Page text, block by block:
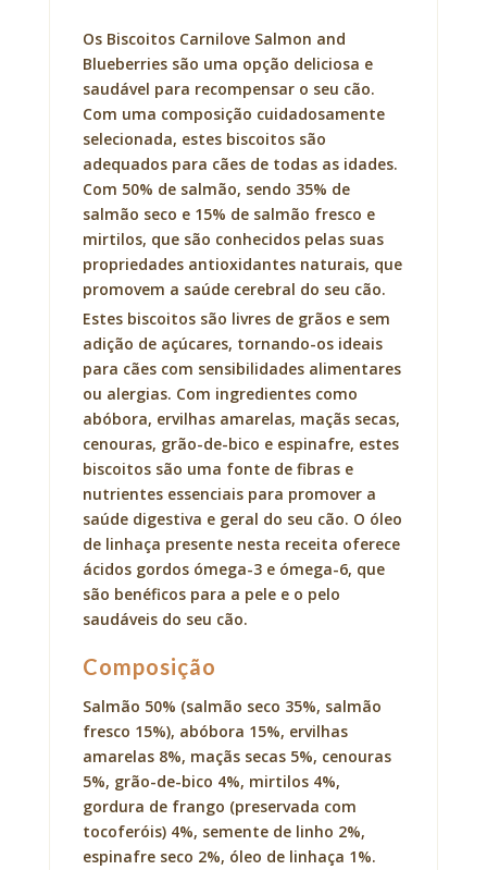
Os Biscoitos Carnilove Salmon and
Blueberries são uma opção deliciosa e
saudável para recompensar o seu cão.
Com uma composição cuidadosamente
selecionada, estes biscoitos são
adequados para cães de todas as idades.
Com 50% de salmão, sendo 35% de
salmão seco e 15% de salmão fresco e
mirtilos, que são conhecidos pelas suas
propriedades antioxidantes naturais, que
promovem a saúde cerebral do seu cão.
Estes biscoitos são livres de grãos e sem
adição de açúcares, tornando-os ideais
para cães com sensibilidades alimentares
ou alergias. Com ingredientes como
abóbora, ervilhas amarelas, maçãs secas,
cenouras, grão-de-bico e espinafre, estes
biscoitos são uma fonte de fibras e
nutrientes essenciais para promover a
saúde digestiva e geral do seu cão. O óleo
de linhaça presente nesta receita oferece
ácidos gordos ómega-3 e ómega-6, que
são benéficos para a pele e o pelo
saudáveis do seu cão.
Composição
Salmão 50% (salmão seco 35%, salmão
fresco 15%), abóbora 15%, ervilhas
amarelas 8%, maçãs secas 5%, cenouras
5%, grão-de-bico 4%, mirtilos 4%,
gordura de frango (preservada com
tocoferóis) 4%, semente de linho 2%,
espinafre seco 2%, óleo de linhaça 1%.